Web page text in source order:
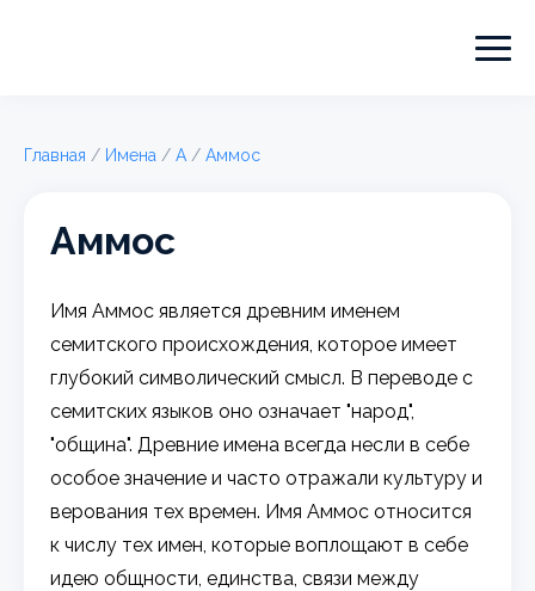
Главная / Имена / А / Аммос
Аммос
Имя Аммос является древним именем
семитского происхождения, которое имеет
глубокий символический смысл. В переводе с
семитских языков оно означает "народ",
"община". Древние имена всегда несли в себе
особое значение и часто отражали культуру и
верования тех времен. Имя Аммос относится
к числу тех имен, которые воплощают в себе
идею общности, единства, связи между